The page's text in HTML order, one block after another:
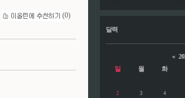
(0)
달력
«
일
월 화
2 3 4